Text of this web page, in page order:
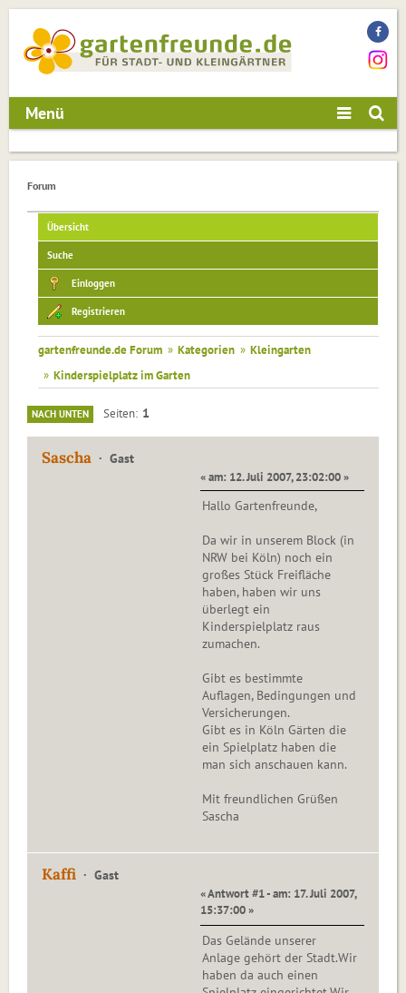
Menü
Forum
Übersicht
Suche
Einloggen
Registrieren
gartenfreunde.de Forum » Kategorien » Kleingarten
» Kinderspielplatz im Garten
NACH UNTEN Seiten 1
Sascha Gast
« am: 12. Juli 2007, 23:02:00 »
Hallo Gartenfreunde,
Da wir in unserem Block (in
NRW bei Köln) noch ein
großes Stück Freifläche
haben, haben wir uns
überlegt ein
Kinderspielplatz raus
zumachen.
Gibt es bestimmte
Auflagen, Bedingungen und
Versicherungen.
Gibt es in Köln Gärten die
ein Spielplatz haben die
man sich anschauen kann.
Mit freundlichen Grüßen
Sascha
Kaffi Gast
« Antwort #1 - am: 17. Juli 2007,
15:37:00 »
Das Gelände unserer
Anlage gehört der Stadt.Wir
haben da auch einen